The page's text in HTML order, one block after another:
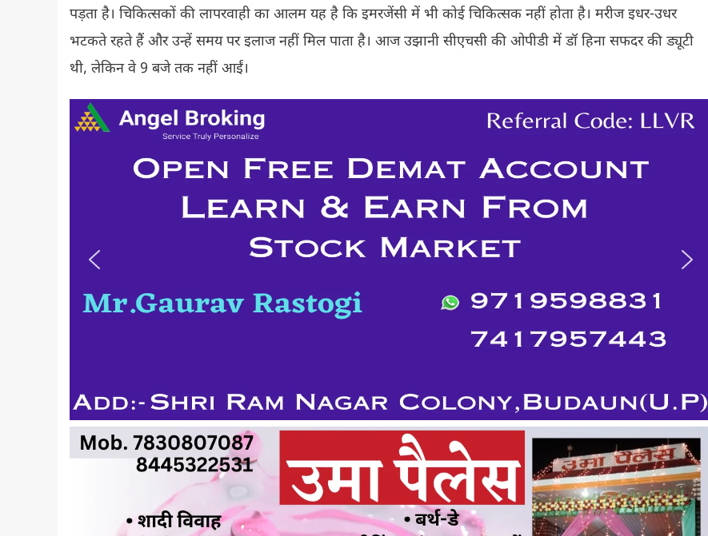
पड़ता है। चिकित्सकों की लापरवाही का आलम यह है कि इमरजेंसी में भी कोई चिकित्सक नहीं होता है। मरीज इधर-उधर
भटकते रहते हैं और उन्हें समय पर इलाज नहीं मिल पाता है। आज उझानी सीएचसी की ओपीडी में डॉ हिना सफदर की ड्यूटी
थी, लेकिन वे 9 बजे तक नहीं आईं।